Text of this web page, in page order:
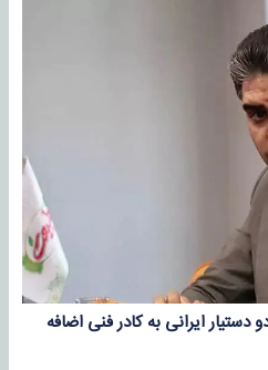
ایرانی به کادر فنی اضافه